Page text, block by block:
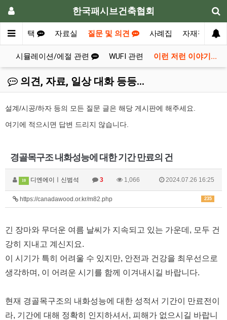
한국패시브건축협회
표준주택 자료실 질문 및 의견 사례집 자재정보
시뮬레이션/에절 관련 WUFI 관련 이런 저런 이야기...
의견, 자료, 일상 대화 등등...
설계/시공/하자 등의 모든 질문 글은 해당 게시판에 해주세요.
여기에 적으시면 답변 드리지 않습니다.
경골목구조 내화성능에 대한 기간 만료의 건
10 디엔에이ㅣ신범석 3 1,066 2024.07.26 16:25
235
https://canadawood.or.kr/m82.php
긴 장마와 무더운 여름 날씨가 지속되고 있는 가운데, 모두 건
강히 지내고 계신지요.
이 시기가 특히 어려울 수 있지만, 안전과 건강을 최우선으로
생각하며, 이 어려운 시기를 함께 이겨내시길 바랍니다.
현재 경골목구조의 내화성능에 대한 성적서 기간이 만료전이
라, 기간에 대해 정확히 인지하셔서, 피해가 없으시길 바랍니